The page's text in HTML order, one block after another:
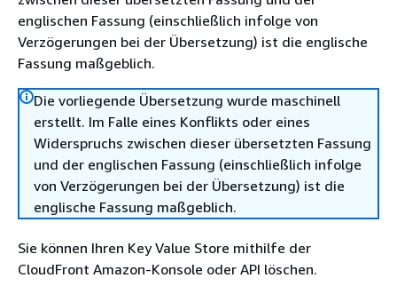
englischen Fassung (einschließlich infolge von
Verzögerungen bei der Übersetzung) ist die englische
Fassung maßgeblich.
Die vorliegende Übersetzung wurde maschinell
erstellt. Im Falle eines Konflikts oder eines
Widerspruchs zwischen dieser übersetzten Fassung
und der englischen Fassung (einschließlich infolge
von Verzögerungen bei der Übersetzung) ist die
englische Fassung maßgeblich.
Sie können Ihren Key Value Store mithilfe der
CloudFront Amazon-Konsole oder API löschen.